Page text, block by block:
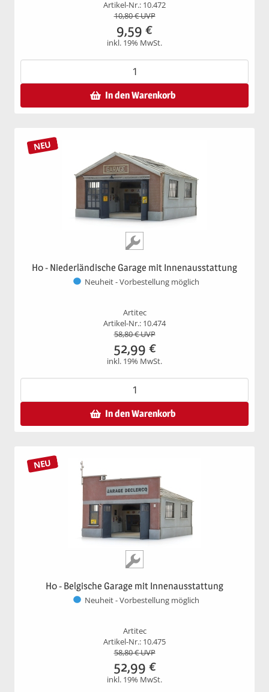
Artikel-Nr.: 10.472
10,80€ UVP
9,59 €
inkl. 19% MwSt.
In den Warenkorb
NEU
H0 - Niederländische Garage mit Innenausstattung
Neuheit - Vorbestellung möglich
Artitec
Artikel-Nr.: 10.474
58,80€ UVP
52,99 €
inkl. 19% MwSt.
In den Warenkorb
NEU
H0 - Belgische Garage mit Innenausstattung
Neuheit - Vorbestellung möglich
Artitec
Artikel-Nr.: 10.475
58,80€ UVP
52,99 €
inkl. 19% MwSt.